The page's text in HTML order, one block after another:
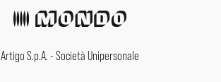
Artigo S.p.A. - Società Unipersonale